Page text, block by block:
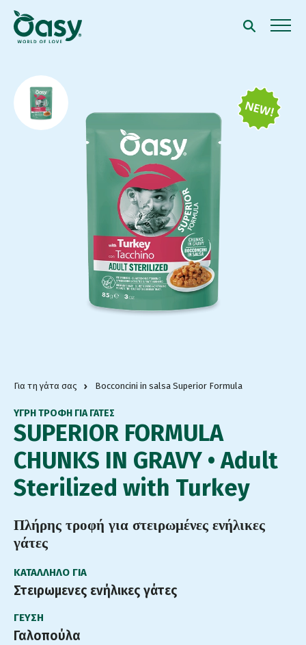
Για τη γάτα σας Bocconcini in salsa Superior Formula
SUPERIOR FORMULA
CHUNKS IN GRAVY • Adult
Sterilized with Turkey
ΥΓΡΗ ΤΡΟΦΗ ΓΙΑ ΓΆΤΕΣ
Πλήρης τροφή για στειρωμένες ενήλικες
γάτες
ΚΑΤΆΛΛΗΛΟ ΓΙΑ
Στειρωμενες ενήλικες γάτες
ΓΕΎΣΗ
Γαλοπούλα